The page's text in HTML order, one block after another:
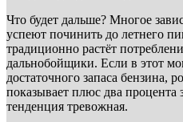
Что будет дальше? Многое
успеют починить до летнего
традиционно растёт
дальнобойщики. Если в этот
достаточного запаса бензина,
показывает плюс два
тенденция тревожная.